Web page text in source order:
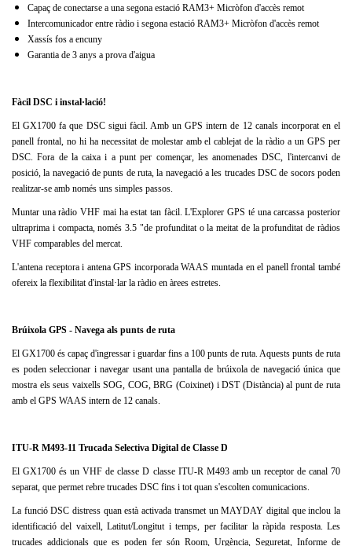
Capaç de conectarse a una segona estació RAM3+ Micròfon d'accès remot
Intercomunicador entre ràdio i segona estació RAM3+ Micròfon d'accès remot
Xassís fos a encuny
Garantia de 3 anys a prova d'aigua
Fàcil DSC i instal·lació!
El GX1700 fa que DSC sigui fàcil. Amb un GPS intern de 12 canals incorporat en el
panell frontal, no hi ha necessitat de molestar amb el cablejat de la ràdio a un GPS per
DSC.Fora de la caixa i a punt per començar, les anomenades DSC, l'intercanvi de
posició, la navegació de punts de ruta, la navegació a les trucades DSC de socors poden
realitzar-se amb només uns simples passos.
Muntar una ràdio VHF mai ha estat tan fàcil.L'Explorer GPS té una carcassa posterior
ultraprima i compacta, només 3.5 "de profunditat o la meitat de la profunditat de ràdios
VHF comparables del mercat.
L'antena receptora i antena GPS incorporada WAAS muntada en el panell frontal també
ofereix la flexibilitat d'instal·lar la ràdio en àrees estretes.
Brúixola GPS - Navega als punts de ruta
El GX1700 és capaç d'ingressar i guardar fins a 100 punts de ruta. Aquests punts de ruta
es poden seleccionar i navegar usant una pantalla de brúixola de navegació única que
mostra els seus vaixells SOG, COG, BRG (Coixinet) i DST (Distància) al punt de ruta
amb el GPS WAAS intern de 12 canals.
ITU-R M493-11 Trucada Selectiva Digital de Classe D
El GX1700 és un VHF de classe D classe ITU-R M493 amb un receptor de canal 70
separat, que permet rebre trucades DSC fins i tot quan s'escolten comunicacions.
La funció DSC distress quan està activada transmet un MAYDAY digital que inclou la
identificació del vaixell, Latitut/Longitut i temps, per facilitar la ràpida resposta. Les
trucades addicionals que es poden fer són Room, Urgència, Seguretat, Informe de